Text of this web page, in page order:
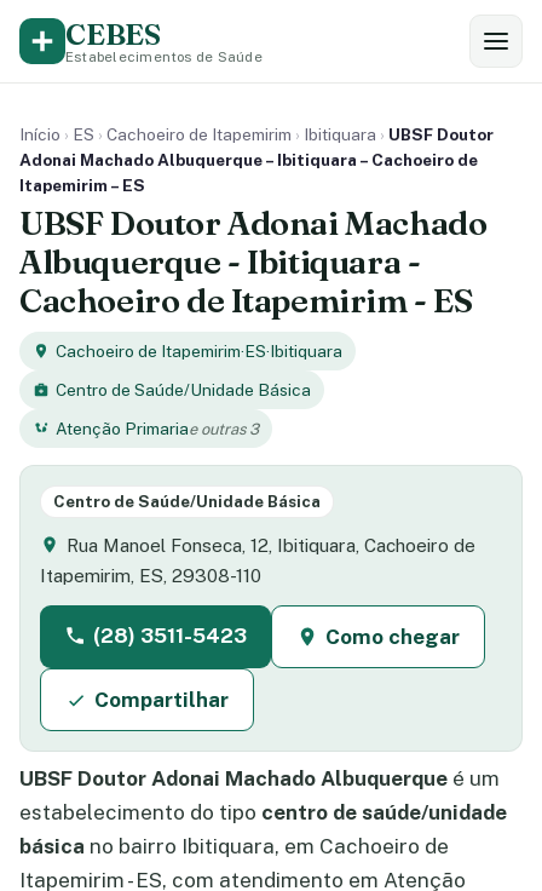
CEBES
Estabelecimentos de Saúde
Início › ES › Cachoeiro de Itapemirim › Ibitiquara › UBSF Doutor
Adonai Machado Albuquerque – Ibitiquara – Cachoeiro de
Itapemirim – ES
UBSF Doutor Adonai Machado
Albuquerque - Ibitiquara -
Cachoeiro de Itapemirim - ES
Cachoeiro de Itapemirim·ES·Ibitiquara
Centro de Saúde/Unidade Básica
Atenção Primariae outras 3
Centro de Saúde/Unidade Básica
Rua Manoel Fonseca, 12, Ibitiquara, Cachoeiro de
Itapemirim, ES, 29308-110
(28) 3511-5423 Como chegar
Compartilhar
UBSF Doutor Adonai Machado Albuquerque é um
estabelecimento do tipo centro de saúde/unidade
básica no bairro Ibitiquara, em Cachoeiro de
Itapemirim - ES, com atendimento em Atenção